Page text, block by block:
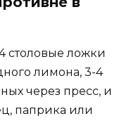
столовые ложки
лимона, 3-4
через пресс, и
паприка или